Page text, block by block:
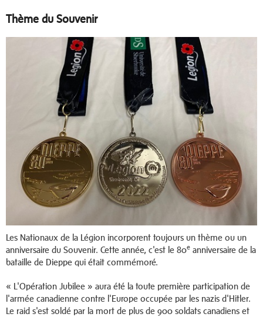
Thème du Souvenir
Les Nationaux de la Légion incorporent toujours un thème ou un
anniversaire du Souvenir. Cette année, c'est le 80e anniversaire de la
bataille de Dieppe qui était commémoré.
« L'Opération Jubilee » aura été la toute première participation de
l'armée canadienne contre l'Europe occupée par les nazis d'Hitler.
Le raid s'est soldé par la mort de plus de 900 soldats canadiens et